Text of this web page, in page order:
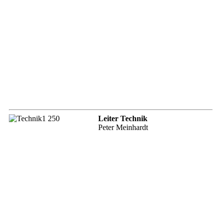
Leiter Technik
Peter Meinhardt